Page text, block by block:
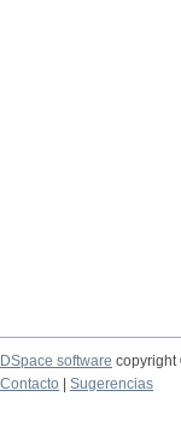
DSpace software copyright
Contacto
Sugerencias